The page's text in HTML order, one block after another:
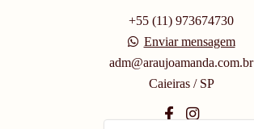
+55 (11) 973674730
Enviar mensagem
adm@araujoamanda.com.br
Caieiras / SP